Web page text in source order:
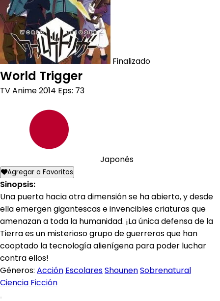
Finalizado
World Trigger
TV Anime2014 Eps: 73
Japonés
Agregar a Favoritos
Sinopsis:
Una puerta hacia otra dimensión se ha abierto, y desde
ella emergen gigantescas e invencibles criaturas que
amenazan a toda la humanidad. ¡La única defensa de la
Tierra es un misterioso grupo de guerreros que han
cooptado la tecnología alienígena para poder luchar
contra ellos!
Géneros: Acción EscolaresShounenSobrenatural
Ciencia Ficción